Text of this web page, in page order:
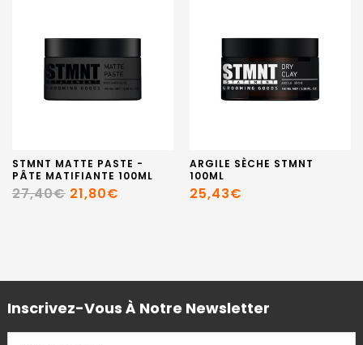
STMNT MATTE PASTE -
PÂTE MATIFIANTE 100ML
27,40€ 21,80€
ARGILE SÈCHE STMNT
100ML
25,43€
Inscrivez-Vous À Notre Newsletter